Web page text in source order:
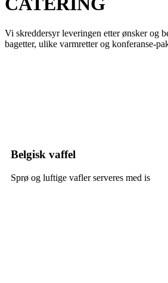
Vi skreddersyr leveringen etter ønsker og
bagetter, ulike varmretter og konferanse-
Belgisk vaffel
Sprø og luftige vafler serveres med is